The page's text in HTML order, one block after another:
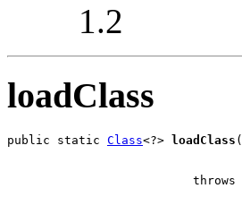
1.2
loadClass
public static Class<?> loadClass (
                          throws